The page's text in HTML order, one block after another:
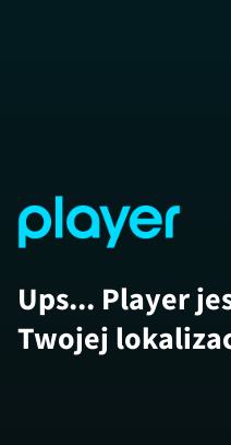
Ups... Player
Twojej